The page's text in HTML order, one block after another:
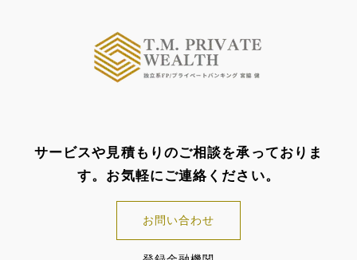
サービスや見積もりのご相談を承っておりま
す。お気軽にご連絡ください。
お問い合わせ